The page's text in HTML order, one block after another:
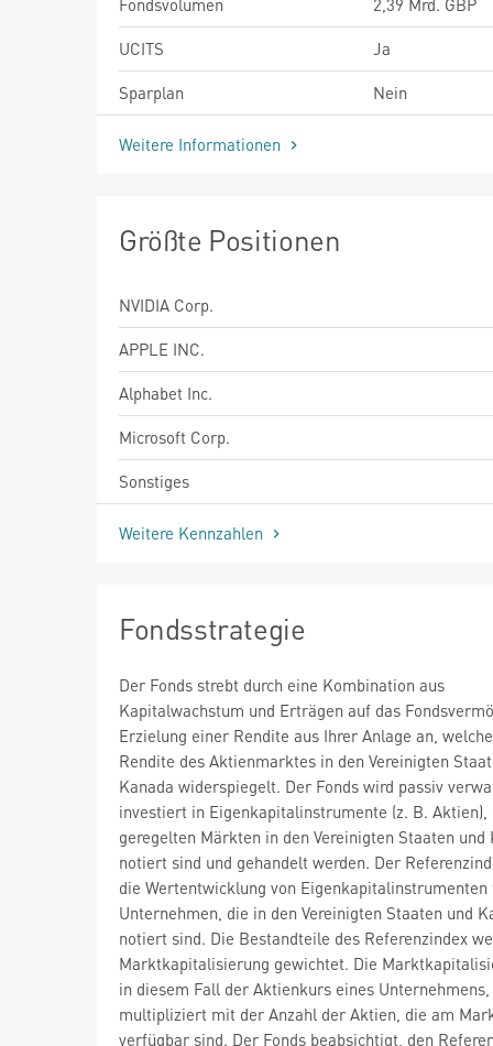
UCITS
Ja
Sparplan
Nein
Weitere Informationen
Größte Positionen
NVIDIA Corp.
APPLE INC.
Alphabet Inc.
Microsoft Corp.
Sonstiges
Weitere Kennzahlen
Fondsstrategie
Der Fonds strebt durch eine Kombination aus
Kapitalwachstum und Erträgen auf das
Erzielung einer Rendite aus Ihrer Anlage an,
Rendite des Aktienmarktes in den Vereinigten
Kanada widerspiegelt. Der Fonds wird passiv
investiert in Eigenkapitalinstrumente (z. B. Aktien),
geregelten Märkten in den Vereinigten Staaten und
notiert sind und gehandelt werden. Der
die Wertentwicklung von Eigenkapitalinstrumenten
Unternehmen, die in den Vereinigten Staaten und
notiert sind. Die Bestandteile des Referenzindex
Marktkapitalisierung gewichtet. Die
in diesem Fall der Aktienkurs eines Unternehmens,
multipliziert mit der Anzahl der Aktien, die am
verfügbar sind. Der Fonds beabsichtigt, den